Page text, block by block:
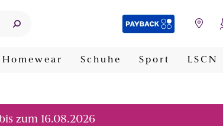
Homewear Schuhe Sport LSCN
zum 16.08.2026